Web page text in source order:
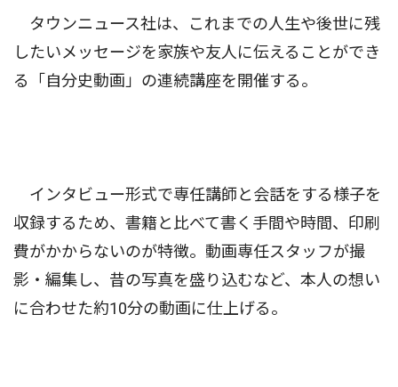
タウンニュース社は、これまでの人生や後世に残
したいメッセージを家族や友人に伝えることができ
る「自分史動画」の連続講座を開催する。
インタビュー形式で専任講師と会話をする様子を
収録するため、書籍と比べて書く手間や時間、印刷
費がかからないのが特徴。動画専任スタッフが撮
影・編集し、昔の写真を盛り込むなど、本人の想い
に合わせた約10分の動画に仕上げる。